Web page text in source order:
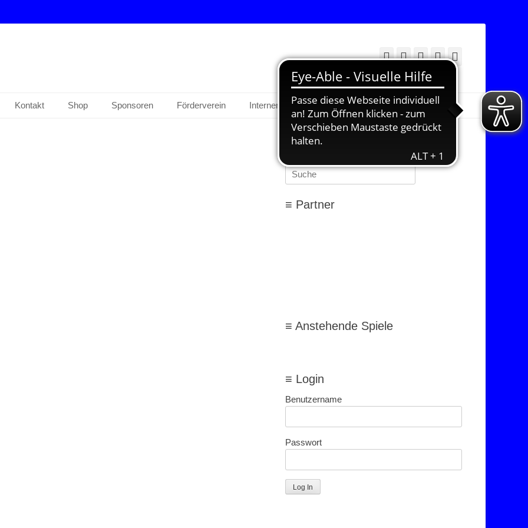
e. V. Facebook
Twitter
E- YouTube
Kontakt Shop Sponsoren Förderverein Interner Bereich
Suchen
Suchen
nach:
≡ Partner
≡ Anstehende Spiele
≡ Login
Benutzername
Passwort